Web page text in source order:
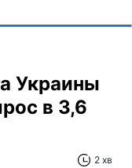
Украины
в 3,6
2 хв